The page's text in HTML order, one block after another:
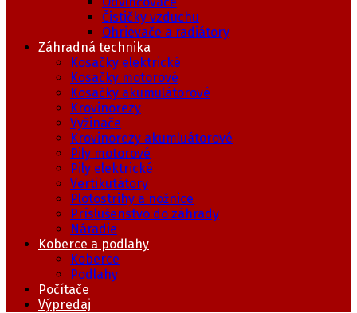
Čističky vzduchu
Ohrievače a radiátory
Záhradná technika
Kosačky elektrické
Kosačky motorové
Kosačky akumulátorové
Krovinorezy
Vyžinače
Krovinorezy akumluátorové
Pily motorové
Pily elektrické
Vertikutátory
Plotostrihy a nožnice
Príslušenstvo do záhrady
Náradie
Koberce a podlahy
Koberce
Podlahy
Počítače
Výpredaj